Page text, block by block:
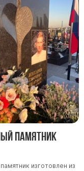
памятник
изготовлен из